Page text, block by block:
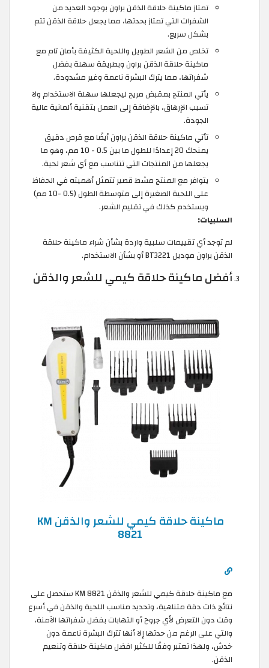
تمتاز ماكينة حلاقة الذقن براون بوجود العديد من
الشفرات التي تمتاز بحدتها، مما يجعل حلاقة الذقن تتم
بشكل سريع.
تخلص من الشعر الطويل واللحية الكثيفة بأمان تام مع
ماكينة حلاقة الذقن براون وبطريقة سهلة بفضل
شفراتها، مما يترك البشرة ناعمة وغير مشدودة.
يأتي المنتج بمقبض مريح ليجعلها سهلة الاستخدام ولا
تسبب الإرهاق، بالإضافة إلى العمل بتقنية ألمانية عالية
الجودة.
تأتي ماكينة حلاقة الذقن براون أيضًا مع قرص دقيق
يمنحك 20 إعدادًا للطول ما بين 0.5 - 10 مم، وهو ما
يجعلها من المنتجات التي تتناسب مع أي شعر لحية.
يتوافر مع المنتج مشط قصير تتمثل أهميته في الحفاظ
على اللحية الصغيرة إلى متوسطة الطول (0.5 -10 مم)
ويستخدم كذلك في تقليم الشعر.
السلبيات:
لم توجد أي تقييمات سلبية واردة بشأن شراء ماكينة حلاقة
الذقن براون موديل BT3221 أو بشأن الاستخدام.
أفضل ماكينة حلاقة كيمي للشعر والذقن
ماكينة حلاقة كيمي للشعر والذقن KM
8821
مع ماكينة حلاقة كيمي للشعر والذقن KM 8821 ستحصل على
نتائج ذات دقة متناهية، وتحديد مناسب اللحية والذقن في أسرع
وقت دون التعرض لأي جروح أو التهابات بفضل شفراتها الآمنة،
والتي على الرغم من حدتها إلا أنها تترك البشرة ناعمة دون
خدش، ولهذا تعتبر وفقًا للكثير افضل ماكينة حلاقة وتنعيم
الذقن.